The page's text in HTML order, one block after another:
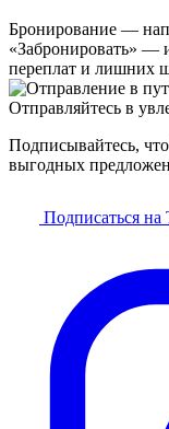
Бронирование —
«Забронировать» —
переплат и лишних
Отправляйтесь в
Подписывайтесь,
выгодных
Подписаться на